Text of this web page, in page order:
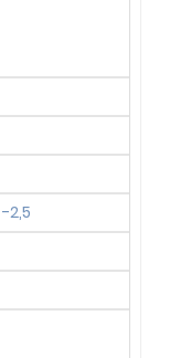
-2,5